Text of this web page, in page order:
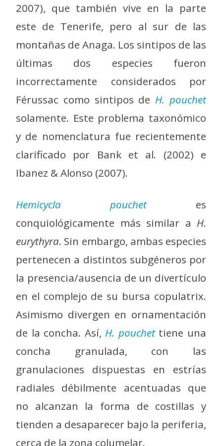
2007), que también vive en la parte
este de Tenerife, pero al sur de las
montañas de Anaga. Los sintipos de las
últimas dos especies fueron
incorrectamente considerados por
Férussac como sintipos de H. pouchet
solamente. Este problema taxonómico
y de nomenclatura fue recientemente
clarificado por Bank et al. (2002) e
Ibanez & Alonso (2007).
Hemicycla pouchetes
conquiológicamente más similar a H.
eurythyra. Sin embargo, ambas especies
pertenecen a distintos subgéneros por
la presencia/ausencia de un divertículo
en el complejo de su bursa copulatrix.
Asimismo divergen en ornamentación
de la concha. Así, H. pouchet tiene una
concha granulada, con las
granulaciones dispuestas en estrías
radiales débilmente acentuadas que
no alcanzan la forma de costillas y
tienden a desaparecer bajo la periferia,
cerca de la zona columelar.